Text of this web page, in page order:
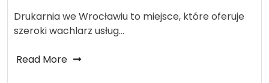
Drukarnia we Wrocławiu to miejsce, które oferuje
szeroki wachlarz usług…
Read More